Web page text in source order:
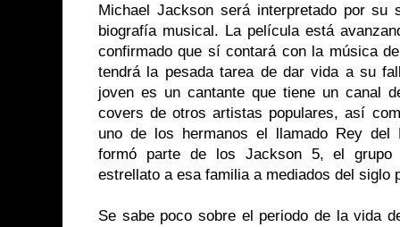
Michael Jackson será interpretado por su
biografía musical. La película está
confirmado que sí contará con la música
tendrá la pesada tarea de dar vida a su
joven es un cantante que tiene un canal
covers de otros artistas populares, así
uno de los hermanos el llamado Rey del
formó parte de los Jackson 5, el grupo
estrellato a esa familia a mediados del siglo
Se sabe poco sobre el periodo de la vida